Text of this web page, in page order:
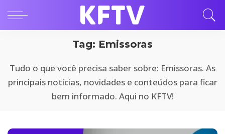
Tag: Emissoras
Tudo o que você precisa saber sobre: Emissoras. As
principais notícias, novidades e conteúdos para ficar
bem informado. Aqui no KFTV!